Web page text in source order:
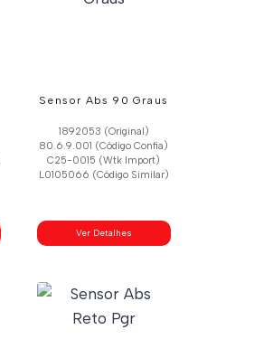
Sensor Abs 90 Graus
1892053 (Original)
80.6.9.001 (Código Confia)
C25-0015 (Wtk Import)
L0105066 (Código Similar)
Ver Detalhes